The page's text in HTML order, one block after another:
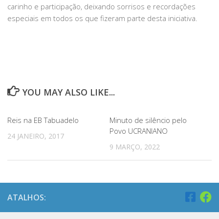
carinho e participação, deixando sorrisos e recordações
especiais em todos os que fizeram parte desta iniciativa.
YOU MAY ALSO LIKE...
Reis na EB Tabuadelo
24 JANEIRO, 2017
Minuto de silêncio pelo
Povo UCRANIANO
9 MARÇO, 2022
ATALHOS: